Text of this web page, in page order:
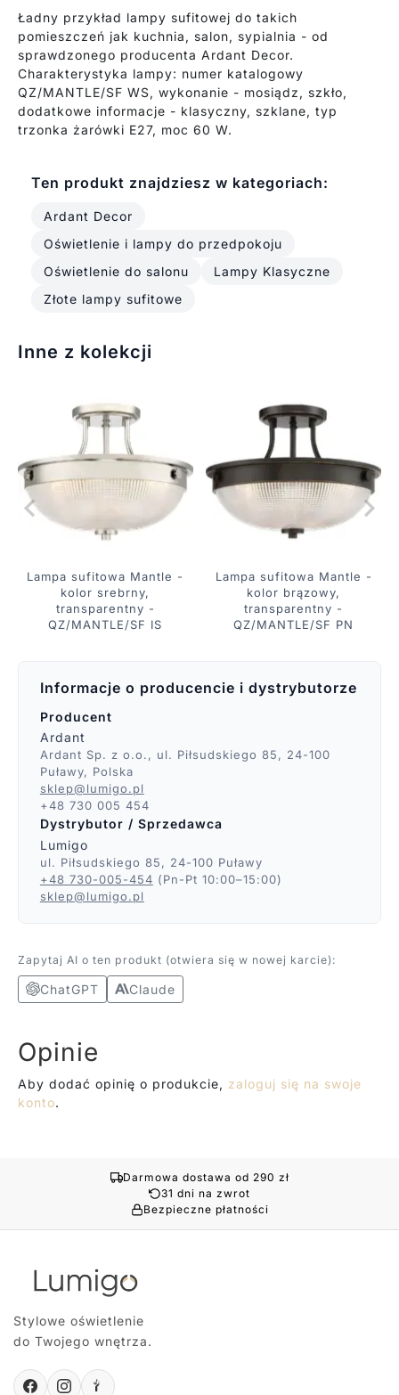
Ładny przykład lampy sufitowej do takich
pomieszczeń jak kuchnia, salon, sypialnia - od
sprawdzonego producenta Ardant Decor.
Charakterystyka lampy: numer katalogowy
QZ/MANTLE/SF WS, wykonanie - mosiądz, szkło,
dodatkowe informacje - klasyczny, szklane, typ
trzonka żarówki E27, moc 60 W.
Ten produkt znajdziesz w kategoriach:
Ardant Decor
Oświetlenie i lampy do przedpokoju
Oświetlenie do salonu
Lampy Klasyczne
Złote lampy sufitowe
Inne z kolekcji
Lampa sufitowa Mantle -
kolor srebrny,
transparentny -
QZ/MANTLE/SF IS
Lampa sufitowa Mantle -
kolor brązowy,
transparentny -
QZ/MANTLE/SF PN
Informacje o producencie i dystrybutorze
Producent
Ardant
Ardant Sp. z o.o., ul. Piłsudskiego 85, 24-100
Puławy, Polska
sklep@lumigo.pl
+48 730 005 454
Dystrybutor / Sprzedawca
Lumigo
ul. Piłsudskiego 85, 24-100 Puławy
+48 730-005-454 (Pn-Pt 10:00–15:00)
sklep@lumigo.pl
Zapytaj AI o ten produkt (otwiera się w nowej karcie):
ChatGPT Claude
Opinie
Aby dodać opinię o produkcie, zaloguj się na swoje
konto.
Darmowa dostawa od 290 zł
31 dni na zwrot
Bezpieczne płatności
Stylowe oświetlenie
do Twojego wnętrza.